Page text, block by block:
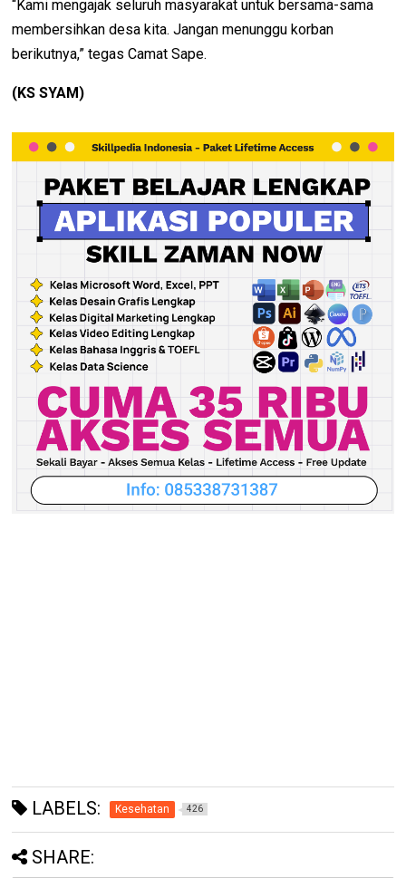
“Kami mengajak seluruh masyarakat untuk bersama-sama
membersihkan desa kita. Jangan menunggu korban
berikutnya,” tegas Camat Sape.
(KS SYAM)
LABELS: Kesehatan 426
SHARE: